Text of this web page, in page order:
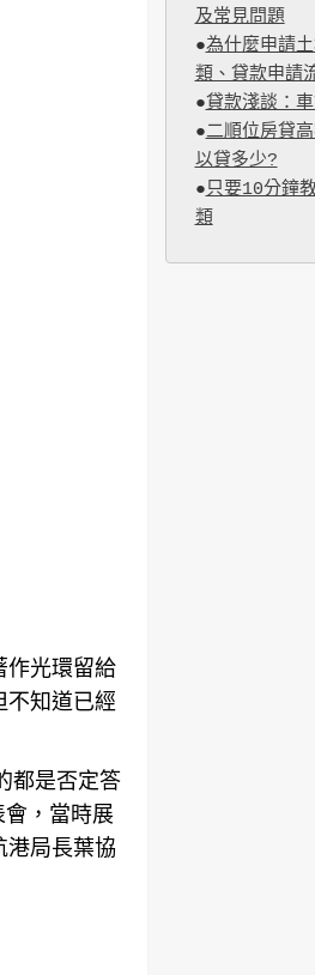
作光環留給
不知道已經
都是否定答
，當時展
港局長葉協
及常見問題
●為什麼申請
類、貸款申請
●貸款淺談：
●二順位房貸
以貸多少?
●只要10分鐘
類